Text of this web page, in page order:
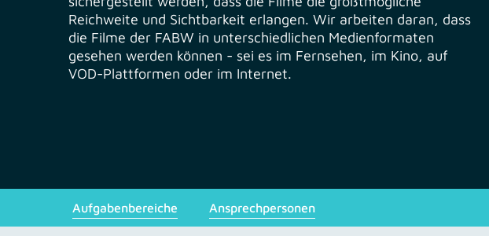
Reichweite und Sichtbarkeit erlangen. Wir arbeiten daran, dass
die Filme der FABW in unterschiedlichen Medienformaten
gesehen werden können - sei es im Fernsehen, im Kino, auf
VOD-Plattformen oder im Internet.
Aufgabenbereiche Ansprechpersonen